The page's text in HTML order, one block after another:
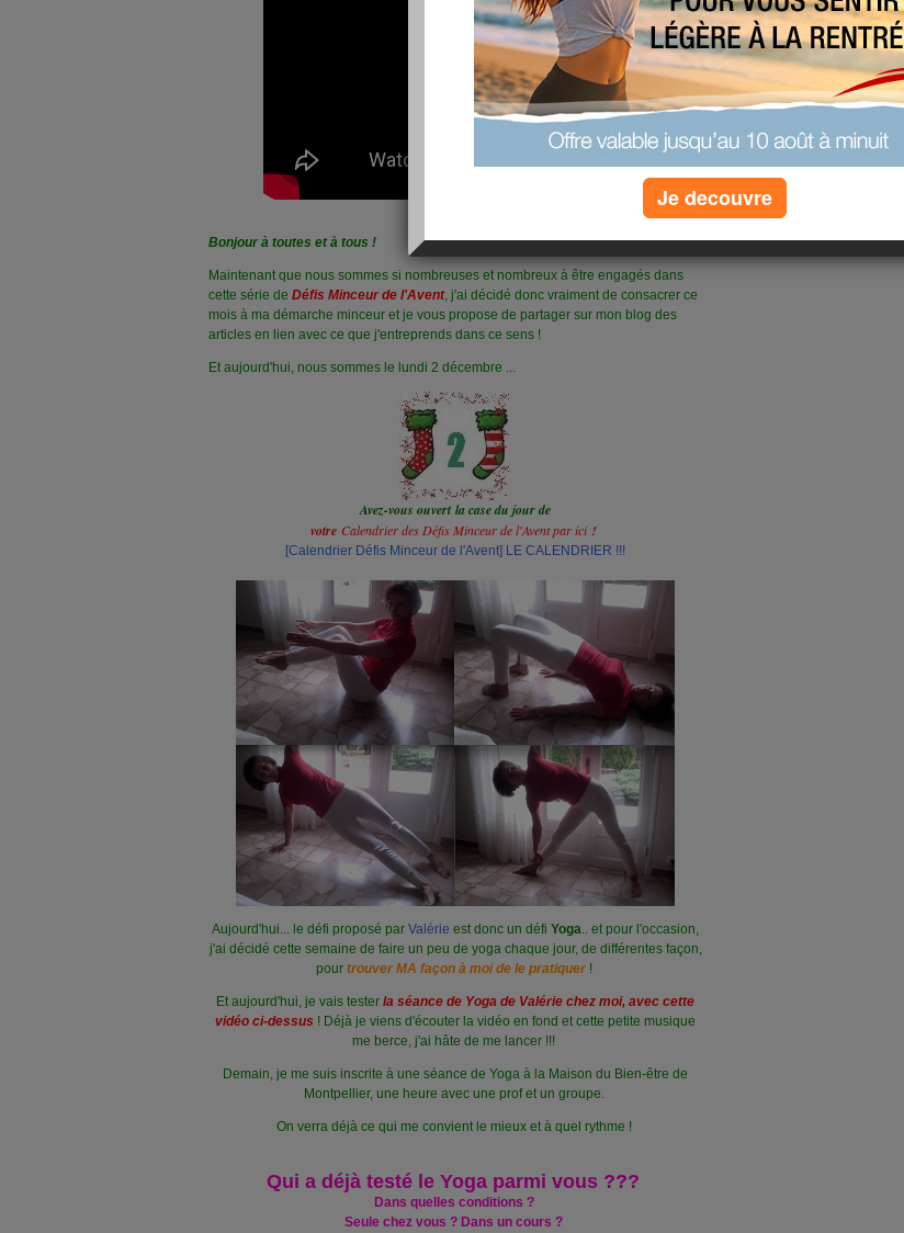
Bonjour à toutes et à tous !
Maintenant que nous sommes si nombreuses et nombreux à être engagés dans
cette série de Défis Minceur de l'Avent, j'ai décidé donc vraiment de consacrer ce
mois à ma démarche minceur et je vous propose de partager sur mon blog des
articles en lien avec ce que j'entreprends dans ce sens !
Et aujourd'hui, nous sommes le lundi 2 décembre ...
Avez-vous ouvert la case du jour de
votre Calendrier des Défis Minceur de l'Avent par ici!
[Calendrier Défis Minceur de l'Avent] LE CALENDRIER !!!
Aujourd'hui... le défi proposé par Valérie est donc un défi Yoga.. et pour l'occasion,
j'ai décidé cette semaine de faire un peu de yoga chaque jour, de différentes façon,
pourtrouver MA façon à moi de le pratiquer!
Et aujourd'hui, je vais tester la séance de Yoga de Valérie chez moi, avec cette
vidéo ci-dessus ! Déjà je viens d'écouter la vidéo en fond et cette petite musique
me berce, j'ai hâte de me lancer !!!
Demain, je me suis inscrite à une séance de Yoga à la Maison du Bien-être de
Montpellier, une heure avec une prof et un groupe.
On verra déjà ce qui me convient le mieux et à quel rythme !
Qui a déjà testé le Yoga parmi vous ???
Dans quelles conditions ?
Seule chez vous ? Dans un cours ?
Je decouvre